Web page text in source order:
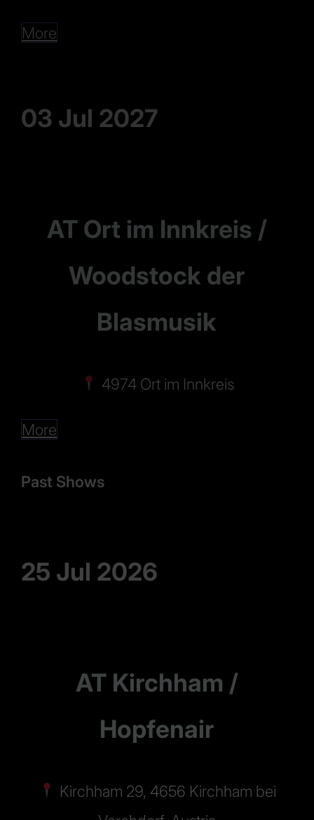
More
03 Jul 2027
AT Ort im Innkreis /
Woodstock der
Blasmusik
4974 Ort im Innkreis
More
Past Shows
25 Jul 2026
AT Kirchham /
Hopfenair
Kirchham 29, 4656 Kirchham bei